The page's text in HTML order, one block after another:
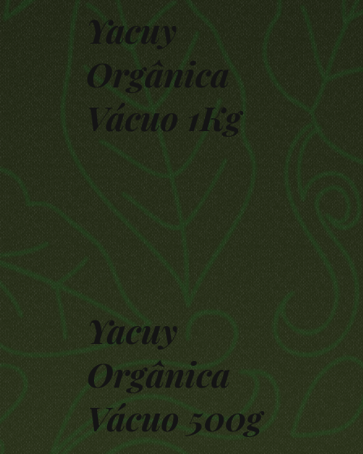
Yacuy
Orgânica
Vácuo 1Kg
Yacuy
Orgânica
Vácuo 500g